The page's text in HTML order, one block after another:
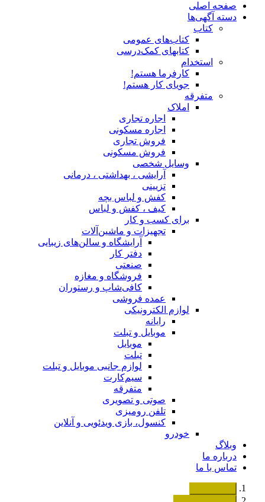
صفحه اصلی
دسته آگهی‌ها
کتاب
کتاب‌های عمومی
کتابهای کمک‌درسی
استخدام
کارفرما هستم!
جویای کار هستم!
متفرقه
املاک
اجاره تجاری
اجاره مسکونی
فروش تجاری
فروش مسکونی
وسایل شخصی
آرایشی ، بهداشتی ، درمانی
تزیینی
کفش و لباس بچه
کیف ، کفش و لباس
برای کسب و کار
تجهیزات و ماشین‌آلات
آرایشگاه و سالن‌های زیبایی
دفتر کار
صنعتی
فروشگاه و مغازه
کافی‌شاپ و رستوران
عمده فروشی
لوازم الکترونیکی
رایانه
موبایل و تبلت
موبایل
تبلت
لوازم جانبی موبایل و تبلت
سیم‌کارت
متفرقه
صوتی و تصویری
تلفن رومیزی
کنسول، بازی‌ ویدئویی و آنلاین
خودرو
وبلاگ
درباره ما
تماس با ما